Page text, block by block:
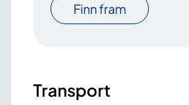
Finn fram
Transport